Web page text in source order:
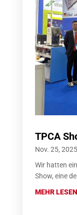
TPCA
Nov. 25, 2025
Wir hatten
Show, eine
MEHR LESEN